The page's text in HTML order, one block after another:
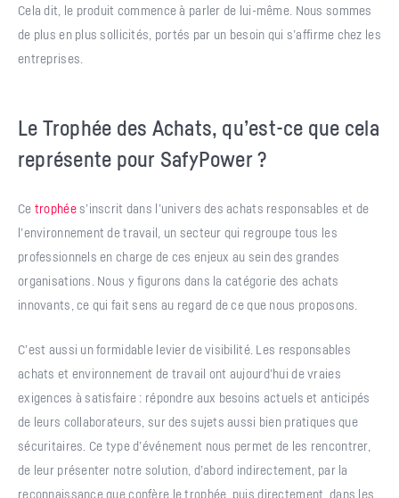
Cela dit, le produit commence à parler de lui-même. Nous sommes
de plus en plus sollicités, portés par un besoin qui s’affirme chez les
entreprises.
Le Trophée des Achats, qu’est-ce que cela
représente pour SafyPower ?
Ce trophées’inscrit dans l’univers des achats responsables et de
l’environnement de travail, un secteur qui regroupe tous les
professionnels en charge de ces enjeux au sein des grandes
organisations. Nous y figurons dans la catégorie des achats
innovants, ce qui fait sens au regard de ce que nous proposons.
C’est aussi un formidable levier de visibilité. Les responsables
achats et environnement de travail ont aujourd’hui de vraies
exigences à satisfaire : répondre aux besoins actuels et anticipés
de leurs collaborateurs, sur des sujets aussi bien pratiques que
sécuritaires. Ce type d’événement nous permet de les rencontrer,
de leur présenter notre solution, d’abord indirectement, par la
reconnaissance que confère le trophée, puis directement, dans les